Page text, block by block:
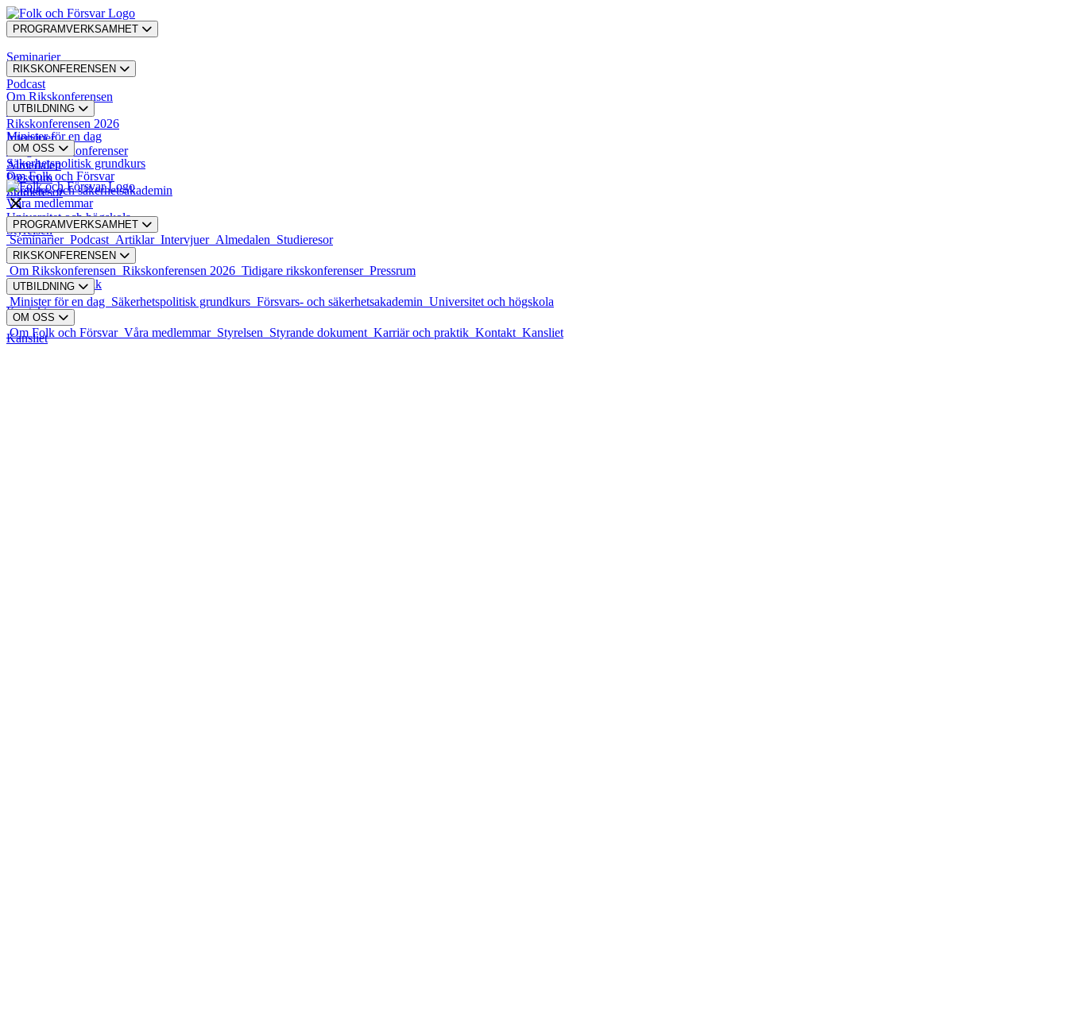
PROGRAMVERKSAMHET
Seminarier
Podcast
Artiklar
Intervjuer
Almedalen
Studieresor
RIKSKONFERENSEN
Om Rikskonferensen
Rikskonferensen 2026
Tidigare rikskonferenser
Pressrum
UTBILDNING
Minister för en dag
Säkerhetspolitisk grundkurs
Försvars- och säkerhetsakademin
Universitet och högskola
OM OSS
Om Folk och Försvar
Våra medlemmar
Styrelsen
Styrande dokument
Karriär och praktik
Kontakt
Kansliet
PROGRAMVERKSAMHET
Seminarier Podcast Artiklar Intervjuer Almedalen Studieresor
RIKSKONFERENSEN
Om Rikskonferensen Rikskonferensen 2026 Tidigare rikskonferenser Pressrum
UTBILDNING
Minister för en dag Säkerhetspolitisk grundkurs Försvars- och säkerhetsakademin Universitet och högskola
OM OSS
Om Folk och Försvar Våra medlemmar Styrelsen Styrande dokument Karriär och praktik Kontakt Kansliet